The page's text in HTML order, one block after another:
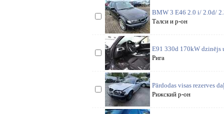
BMW 3 E46 2.0 i/ 2.0d/
Талси и р-он
E91 330d 170kW dzinējs
Рига
Pārdodas visas rezerves
Рижский р-он